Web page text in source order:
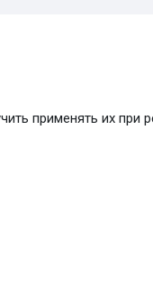
применять их при